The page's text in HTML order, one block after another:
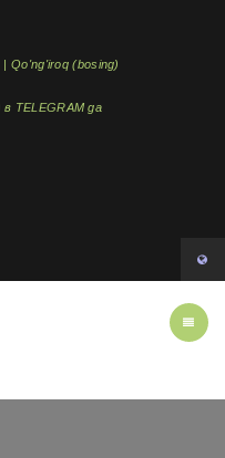
Qo'ng'iroq (bosing)
TELEGRAM ga